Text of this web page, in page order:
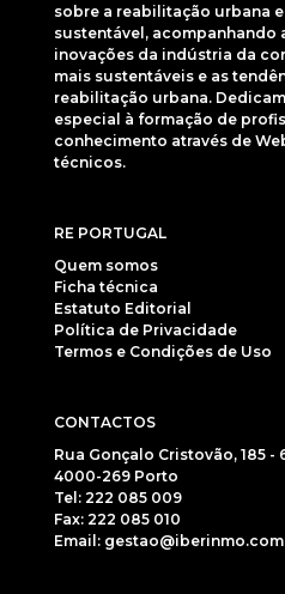
sobre a reabilitação urbana
sustentável, acompanhando
inovações da indústria da
mais sustentáveis e as
reabilitação urbana.
especial à formação de
conhecimento através de
técnicos.
RE PORTUGAL
Quem somos
Ficha técnica
Estatuto Editorial
Política de Privacidade
Termos e Condições de Uso
CONTACTOS
Rua Gonçalo Cristovão, 185 -
4000-269 Porto
Tel: 222 085 009
Fax: 222 085 010
Email: gestao@iberinmo.com